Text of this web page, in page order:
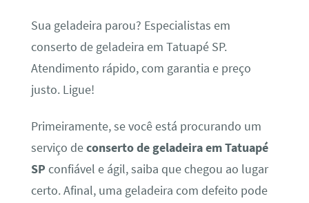
Sua geladeira parou? Especialistas em
conserto de geladeira em Tatuapé SP.
Atendimento rápido, com garantia e preço
justo. Ligue!
Primeiramente, se você está procurando um
serviço deconserto de geladeira em Tatuapé
SP confiável e ágil, saiba que chegou ao lugar
certo. Afinal, uma geladeira com defeito pode